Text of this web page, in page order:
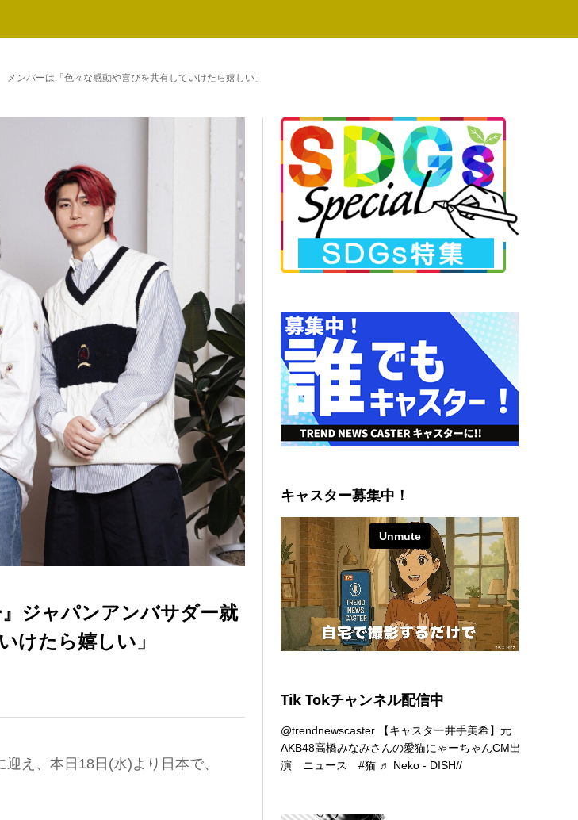
ンバーは「色々な感動や喜びを共有していけたら嬉しい」
ジャパンアンバサダー就
けたら嬉しい」
え、本日18日(水)より日本で、
キャスター募集中！
Tik Tokチャンネル配信中
@trendnewscaster 【キャスター井手美希】元
AKB48高橋みなみさんの愛猫にゃーちゃんCM出
演 ニュース#猫 ♬ Neko - DISH//